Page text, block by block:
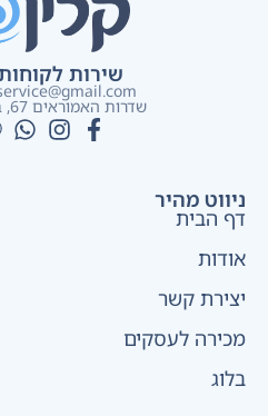
שירות
שדרות האמוראים 67, בית שמש​, ישראל
ניווט מהיר
דף הבית
אודות
יצירת קשר
מכירה לעסקים
בלוג